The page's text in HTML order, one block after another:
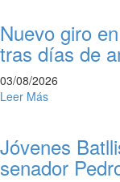
Nuevo giro
tras días de
03/08/2026
Leer Más
Jóvenes
senador